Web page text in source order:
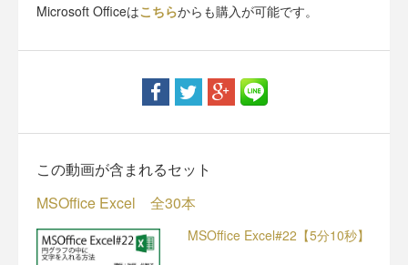
Microsoft Officeはこちらからも購入が可能です。
この動画が含まれるセット
MSOffice Excel 全30本
MSOffice Excel#22【5分10秒】